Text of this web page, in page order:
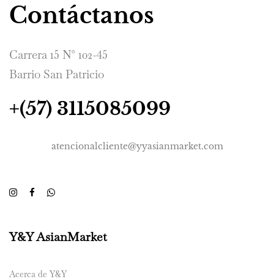
Contáctanos
Carrera 15 N° 102-45
Barrio San Patricio
+(57) 3115085099
atencionalcliente@yyasianmarket.com
Y&Y AsianMarket
Acerca de Y&Y